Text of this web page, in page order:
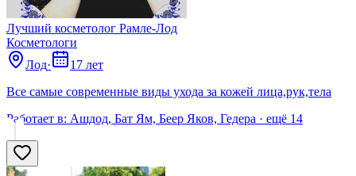
Лучший косметолог Рамле-Лод
Косметологи
Лод·
17 лет
Все самые современные виды ухода за кожей лица,рук,тела
Работает в: Ашдод, Бат Ям, Беер Яков, Гедера · ещё 14